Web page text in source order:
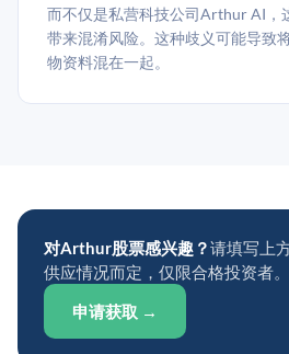
而不仅是私营科技公司Arthur AI，
带来混淆风险。这种歧义可能导致
物资料混在一起。
对Arthur股票感兴趣？请填写上
供应情况而定，仅限合格投资者。
申请获取 →